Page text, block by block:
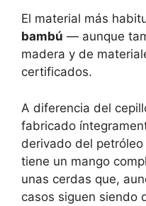
El material más
bambú — aunque
madera y de
certificados.
A diferencia del
fabricado
derivado del
tiene un mango
unas cerdas que,
casos siguen siendo